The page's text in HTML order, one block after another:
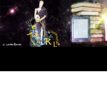
Aller
au
contenu